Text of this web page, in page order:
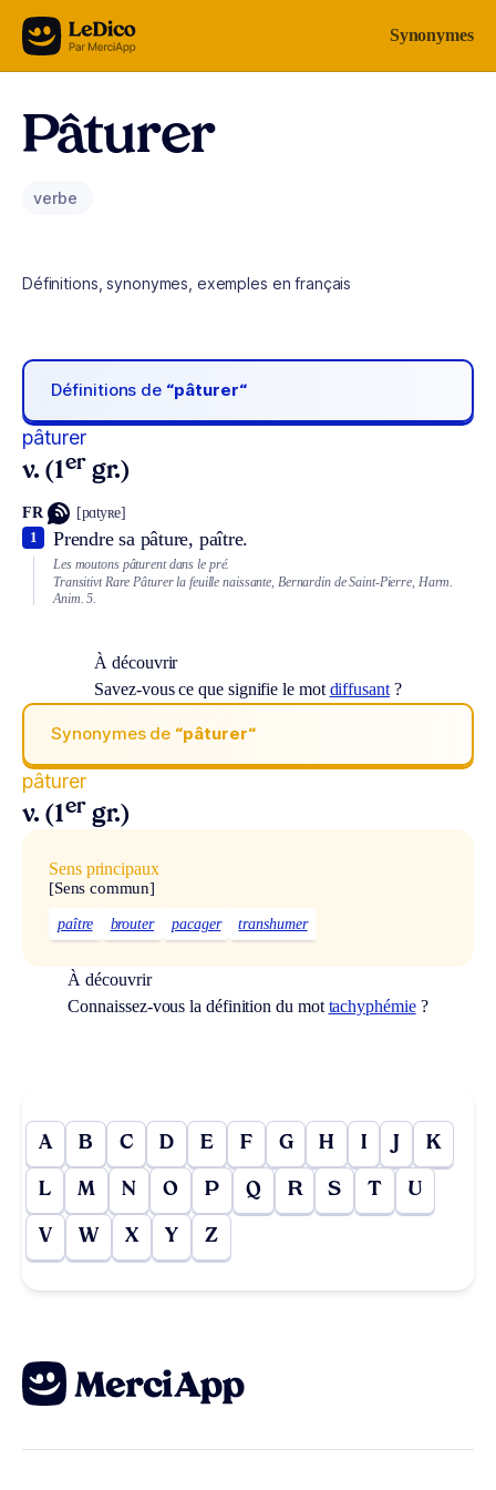
Aller au contenu Synonymes
Pâturer
verbe
Définitions, synonymes, exemples en français
Définitions de “pâturer“
pâturer
v. (1er gr.)
FR [pɑtyʀe]
Prendre sa pâture, paître.
1
Les moutons pâturent dans le pré.
Transitivt Rare Pâturer la feuille naissante, Bernardin de Saint-Pierre, Harm.
Anim. 5.
À découvrir
Savez-vous ce que signifie le mot diffusant?
Synonymes de “pâturer“
pâturer
v. (1er gr.)
Sens principaux
[Sens commun]
paître brouter pacager transhumer
À découvrir
Connaissez-vous la définition du mot tachyphémie?
A B C D E F G H I J K
L M N O P Q R S T U
V W X Y Z